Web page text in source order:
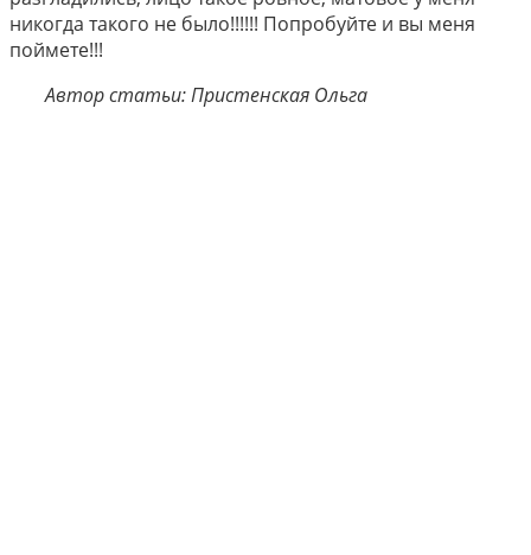
никогда такого не было!!!!!! Попробуйте и вы меня
поймете!!!
Автор статьи: Пристенская Ольга